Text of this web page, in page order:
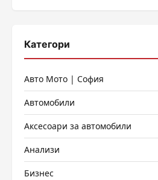
Категори
Авто Мото | София
Автомобили
Аксесоари за автомобили
Анализи
Бизнес